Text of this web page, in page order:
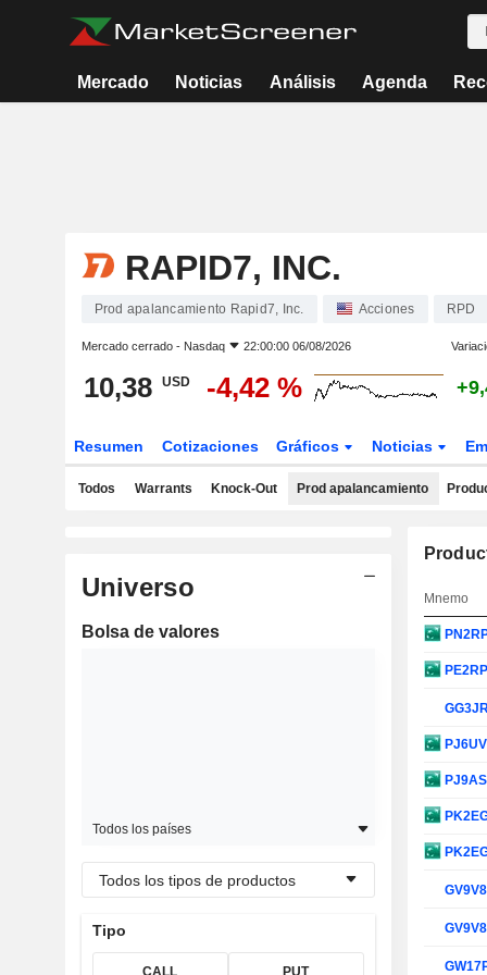
Mercado Noticias Análisis Agenda
RAPID7, INC.
Prod apalancamiento Rapid7, Inc. Acciones RPD
Mercado cerrado - Nasdaq 22:00:00 06/08/2026
10,38 USD -4,42 %
Resumen Cotizaciones Gráficos Noticias
Todos Warrants Knock-Out Prod apalancamiento
Universo
Bolsa de valores
Todos los países
Todos los tipos de productos
Tipo
CALL PUT
Mnemo